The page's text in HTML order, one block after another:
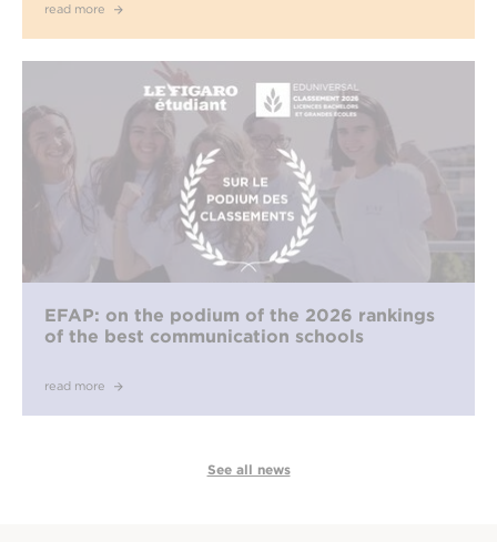
read more
EFAP: on the podium of the 2026 rankings
of the best communication schools
read more
See all news